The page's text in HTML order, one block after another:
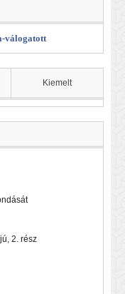
válogatott
Kiemelt
2. rész